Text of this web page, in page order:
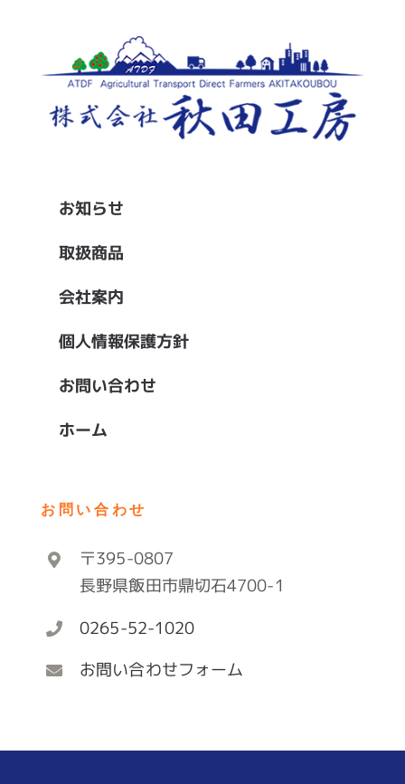
お知らせ
取扱商品
会社案内
個人情報保護方針
お問い合わせ
ホーム
お問い合わせ
〒395-0807
長野県飯田市鼎切石4700-1
0265-52-1020
お問い合わせフォーム